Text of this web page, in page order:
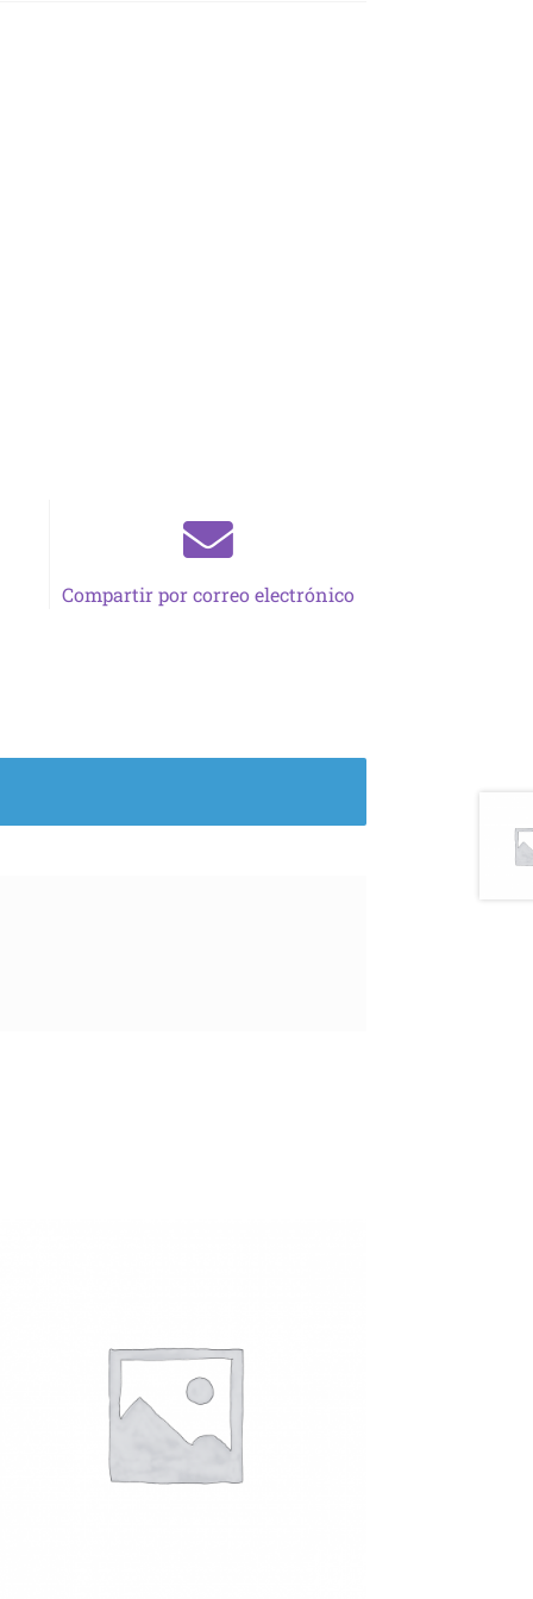
Compartir por correo electrónico